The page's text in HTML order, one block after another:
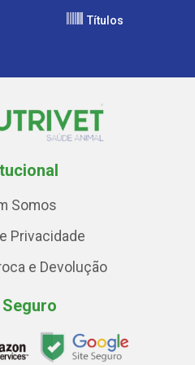
Títulos
Somos
Privacidade
e Devolução